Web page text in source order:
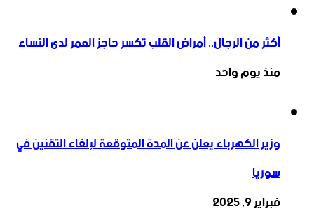
أكثر من الرجال.. أمراض القلب تكسر حاجز العمر لدى النساء
منذ يوم واحد
وزير الكهرباء يعلن عن المدة المتوقعة لإلغاء التقنين في
سوريا
فبراير 9, 2025